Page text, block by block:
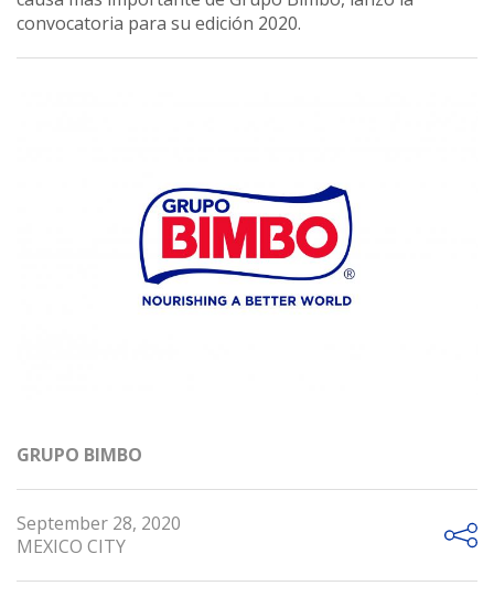
convocatoria para su edición 2020.
GRUPO BIMBO
September 28, 2020
MEXICO CITY